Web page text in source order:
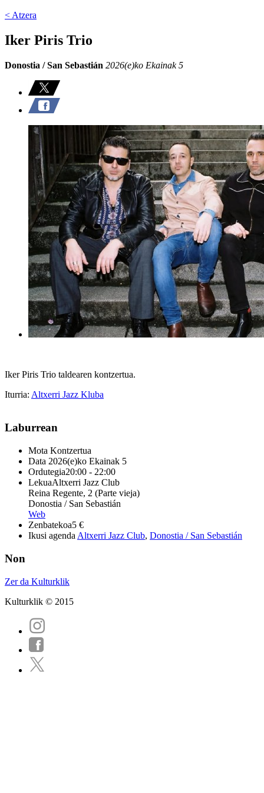
< Atzera
Iker Piris Trio
Donostia / San Sebastián 2026(e)ko Ekainak 5
Iker Piris Trio taldearen kontzertua.
Iturria: Altxerri Jazz Kluba
Laburrean
Mota Kontzertua
Data 2026(e)ko Ekainak 5
Ordutegia20:00 - 22:00
LekuaAltxerri Jazz Club
Reina Regente, 2 (Parte vieja)
Donostia / San Sebastián
Web
Zenbatekoa5 €
Ikusi agenda Altxerri Jazz Club, Donostia / San Sebastián
Non
Zer da Kulturklik
Kulturklik © 2015